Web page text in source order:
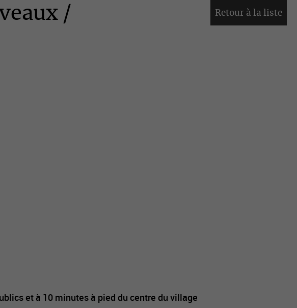
Retour à la liste
/
et à 10 minutes à pied du centre du village